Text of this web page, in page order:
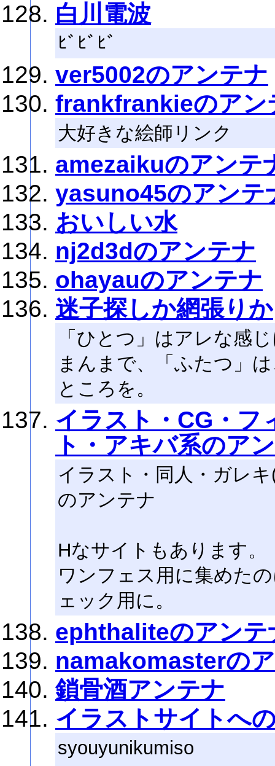
白川電波
ﾋﾞﾋﾞﾋﾞ
ver5002のアンテナ
frankfrankieのアン
大好きな絵師リンク
amezaikuのアンテ
yasuno45のアンテ
おいしい水
nj2d3dのアンテナ
ohayauのアンテナ
迷子探しか網張りか
「ひとつ」はアレな感
まんまで、「ふたつ」
ところを。
イラスト・CG・フ
ト・アキバ系のア
イラスト・同人・ガレ
のアンテナ
Hなサイトもあります。
ワンフェス用に集めた
ェック用に。
ephthaliteのアンテ
namakomasterの
鎖骨酒アンテナ
イラストサイトへ
syouyunikumiso